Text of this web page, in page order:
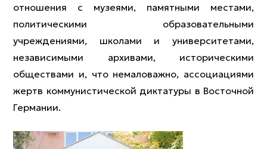
отношения с музеями, памятными местами,
политическими образовательными
учреждениями, школами и университетами,
независимыми архивами, историческими
обществами и, что немаловажно, ассоциациями
жертв коммунистической диктатуры в Восточной
Германии.